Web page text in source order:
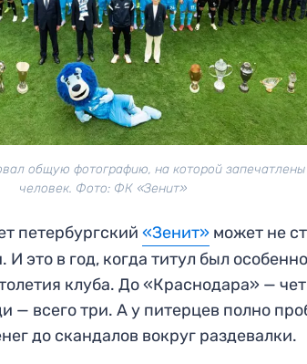
общую фотографию, на которой запечатлены
человек. Фото: ФК «Зенит»
петербургский«Зенит» может не
это в год, когда титул был особенно
клуба. До «Краснодара» —
— всего три. А у питерцев полно
до скандалов вокруг раздевалки.